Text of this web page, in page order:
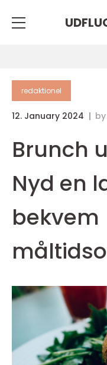
redaktionel
12. January 2024 by
Brunch
Nyd en
bekvem